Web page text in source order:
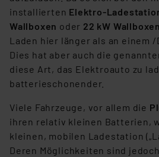
installierten Elektro-
Wallboxen oder 22 kW Wallboxen
Laden hier länger als an einem /
Dies hat aber auch die
diese Art, das Elektroauto zu
batterieschonender.
Viele Fahrzeuge, vor allem die
ihren relativ kleinen Batterien,
kleinen, mobilen Ladestation
Deren Möglichkeiten sind